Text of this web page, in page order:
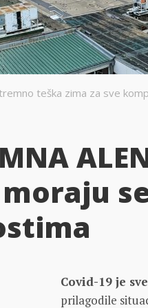
teška zima za sve
Covid-19 je
prilagodile